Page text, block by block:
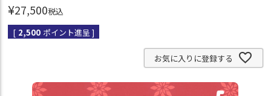
¥27,500税込
[ 2,500 ポイント進呈 ]
お気に入りに登録する